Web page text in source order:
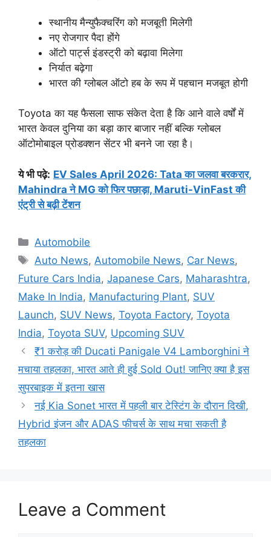
स्थानीय मैन्युफैक्चरिंग को मजबूती मिलेगी
नए रोजगार पैदा होंगे
ऑटो पार्ट्स इंडस्ट्री को बढ़ावा मिलेगा
निर्यात बढ़ेगा
भारत की ग्लोबल ऑटो हब के रूप में पहचान मजबूत होगी
Toyota का यह फैसला साफ संकेत देता है कि आने वाले वर्षों में
भारत केवल दुनिया का बड़ा कार बाजार नहीं बल्कि ग्लोबल
ऑटोमोबाइल प्रोडक्शन सेंटर भी बनने जा रहा है।
ये भी पढ़े: EV Sales April 2026: Tata का जलवा बरकरार,
Mahindra ने MG को फिर पछाड़ा, Maruti-VinFast की
एंट्री से बढ़ी टेंशन
Categories
Automobile
Tags
Auto News, Automobile News, Car News,
Future Cars India, Japanese Cars, Maharashtra,
Make In India, Manufacturing Plant, SUV
Launch, SUV News, Toyota Factory, Toyota
India, Toyota SUV, Upcoming SUV
₹1 करोड़ की Ducati Panigale V4 Lamborghini ने
मचाया तहलका, भारत आते ही हुई Sold Out! जानिए क्या है इस
सुपरबाइक में इतना खास
नई Kia Sonet भारत में पहली बार टेस्टिंग के दौरान दिखी,
Hybrid इंजन और ADAS फीचर्स के साथ मचा सकती है
तहलका
Leave a Comment